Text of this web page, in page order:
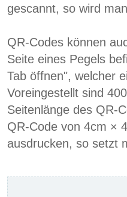
gescannt, so wird
QR-Codes können
Seite eines Pegels
Tab öffnen", welcher
Voreingestellt sind
Seitenlänge des QR-
QR-Code von 4cm ×
ausdrucken, so setzt